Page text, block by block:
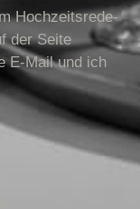
Hochzeitsrede-
der Seite
E-Mail und ich